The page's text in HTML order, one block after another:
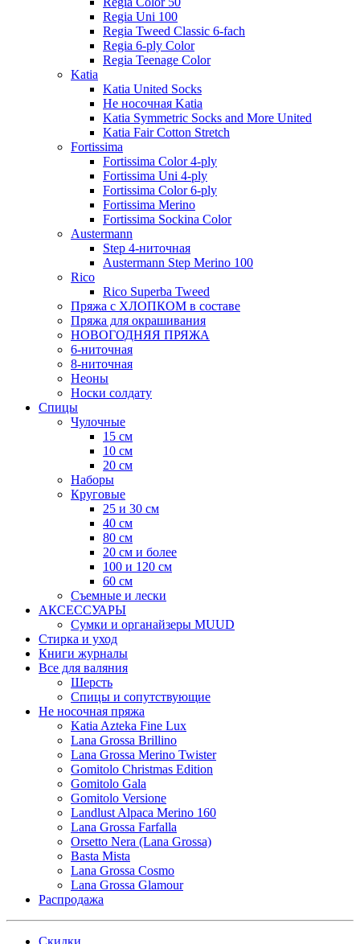
Regia Uni 100
Regia Tweed Classic 6-fach
Regia 6-ply Color
Regia Teenage Color
Katia
Katia United Socks
Не носочная Katia
Katia Symmetric Socks and More United
Katia Fair Cotton Stretch
Fortissima
Fortissima Color 4-ply
Fortissima Uni 4-ply
Fortissima Color 6-ply
Fortissima Merino
Fortissima Sockina Color
Austermann
Step 4-ниточная
Austermann Step Merino 100
Rico
Rico Superba Tweed
Пряжа с ХЛОПКОМ в составе
Пряжа для окрашивания
НОВОГОДНЯЯ ПРЯЖА
6-ниточная
8-ниточная
Неоны
Носки солдату
Спицы
Чулочные
15 см
10 см
20 см
Наборы
Круговые
25 и 30 см
40 см
80 см
20 см и более
100 и 120 см
60 см
Съемные и лески
АКСЕССУАРЫ
Сумки и органайзеры MUUD
Стирка и уход
Книги журналы
Все для валяния
Шерсть
Спицы и сопутствующие
Не носочная пряжа
Katia Azteka Fine Lux
Lana Grossa Brillino
Lana Grossa Merino Twister
Gomitolo Christmas Edition
Gomitolo Gala
Gomitolo Versione
Landlust Alpaca Merino 160
Lana Grossa Farfalla
Orsetto Nera (Lana Grossa)
Basta Mista
Lana Grossa Cosmo
Lana Grossa Glamour
Распродажа
Скидки